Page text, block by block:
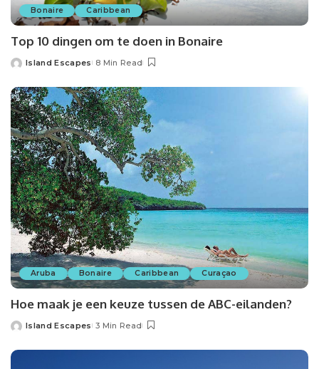
Bonaire Caribbean
Top 10 dingen om te doen in Bonaire
Island Escapes 8 Min Read
Aruba Bonaire Caribbean Curaçao
Hoe maak je een keuze tussen de ABC-eilanden?
Island Escapes 3 Min Read